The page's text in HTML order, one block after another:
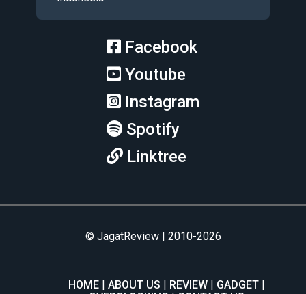
Facebook
Youtube
Instagram
Spotify
Linktree
© JagatReview | 2010-2026
HOME ABOUT US REVIEW
GADGET